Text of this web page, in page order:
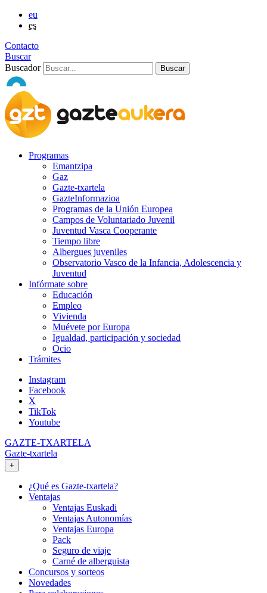
eu
es
Contacto
Buscar
Buscador
Programas
Emantzipa
Gaz
Gazte-txartela
GazteInformazioa
Programas de la Unión Europea
Campos de Voluntariado Juvenil
Juventud Vasca Cooperante
Tiempo libre
Albergues juveniles
Observatorio Vasco de la Infancia, Adolescencia y
Juventud
Infórmate sobre
Educación
Empleo
Vivienda
Muévete por Europa
Igualdad, participación y sociedad
Ocio
Trámites
Instagram
Facebook
X
TikTok
Youtube
GAZTE-TXARTELA
Gazte-txartela
+
¿Qué es Gazte-txartela?
Ventajas
Ventajas Euskadi
Ventajas Autonomías
Ventajas Europa
Pack
Seguro de viaje
Carné de alberguista
Concursos y sorteos
Novedades